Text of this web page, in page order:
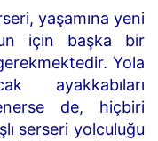
yaşamına yeni
için başka bir
Yola
ayakkabıları
de, hiçbiri
serseri yolculuğu